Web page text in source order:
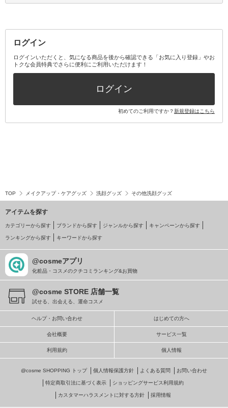
ログイン
ログインいただくと、気になる商品を後から確認できる「お気に入り登録」やお
トクな会員特典でさらに便利にご利用いただけます！
ログイン
初めてのご利用ですか？新規登録はこちら
TOP メイクアップ・ケアグッズ 洗顔グッズ その他洗顔グッズ
アイテムを探す
カテゴリーから探す ブランドから探す ジャンルから探す キャンペーンから探す
ランキングから探す キーワードから探す
@cosmeアプリ
化粧品・コスメのクチコミランキング&お買物
@cosme STORE 店舗一覧
試せる、出会える、運命コスメ
ヘルプ・お問い合わせ はじめての方へ
会社概要 サービス一覧
利用規約 個人情報
@cosme SHOPPING トップ 個人情報保護方針 よくある質問 お問い合わせ
特定商取引法に基づく表示 ショッピングサービス利用規約
カスタマーハラスメントに対する方針 採用情報